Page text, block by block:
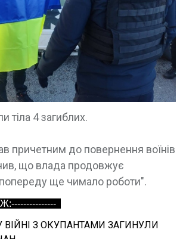
тіла 4 загиблих.
причетним до повернення воїнів
що влада продовжує
ще чимало роботи".
ВІЙНІ З ОКУПАНТАМИ ЗАГИНУЛИ